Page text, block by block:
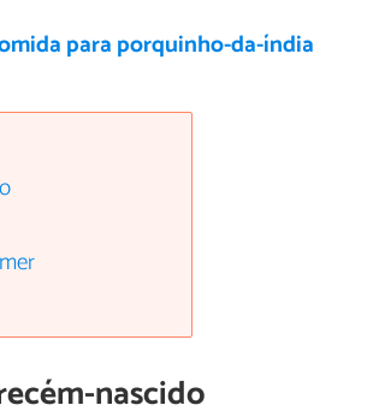
para porquinho-da-índia
nascido